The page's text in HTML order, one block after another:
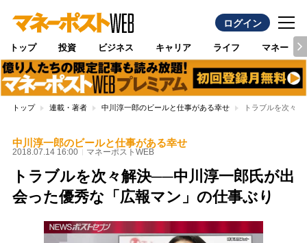
ログイン
トップ 投資 ビジネス キャリア ライフ マネー
トップ 連載・著者 中川淳一郎のビールと仕事がある幸せ トラブルを次々
中川淳一郎のビールと仕事がある幸せ
2018.07.14 16:00 マネーポストWEB
トラブルを次々解決──中川淳一郎氏が出
会った優秀な「広報マン」の仕事ぶり